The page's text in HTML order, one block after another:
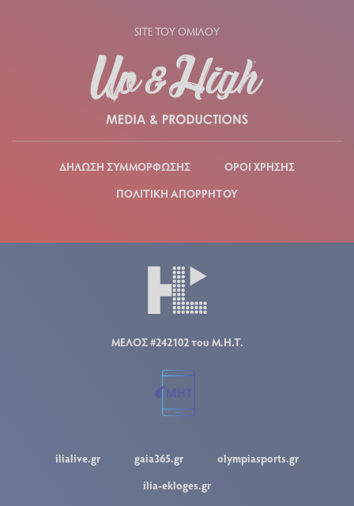
SITE ΤΟΥ ΟΜΙΛΟΥ
ΔΗΛΩΣΗ ΣΥΜΜΟΡΦΩΣΗΣ
ΟΡΟΙ ΧΡΗΣΗΣ
ΠΟΛΙΤΙΚΗ ΑΠΟΡΡΗΤΟΥ
ΜΕΛΟΣ #242102 του Μ.Η.Τ.
ilialive.gr gaia365.gr
olympiasports.gr
ilia-ekloges.gr